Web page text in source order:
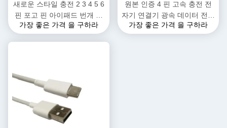
새로운 스타일 충전 2 3 4 5 6
핀 포고 핀 아이패드 번개 자
기 충전 케이블 남성 여성 포
가장 좋은 가격 을 구하라
원본 인증 4 핀 고속 충전 전
자기 연결기 광속 데이터 전송
충전 케이블 충전 아이폰 기기
가장 좋은 가격 을 구하라